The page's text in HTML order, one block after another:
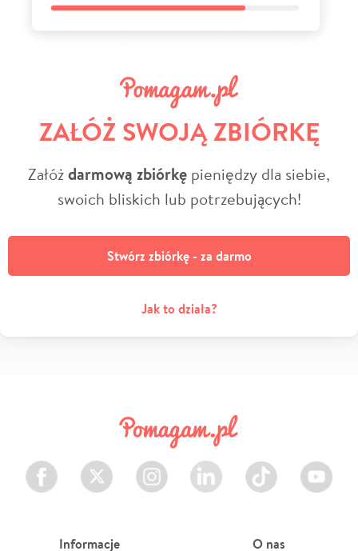
ZAŁÓŻ SWOJĄ ZBIÓRKĘ
Załóżdarmową zbiórkę pieniędzy dla siebie,
swoich bliskich lub potrzebujących!
Stwórz zbiórkę - za darmo
Jak to działa?
Facebook Twitter Instagram LinkedIn TikTok Youtube
Informacje O nas